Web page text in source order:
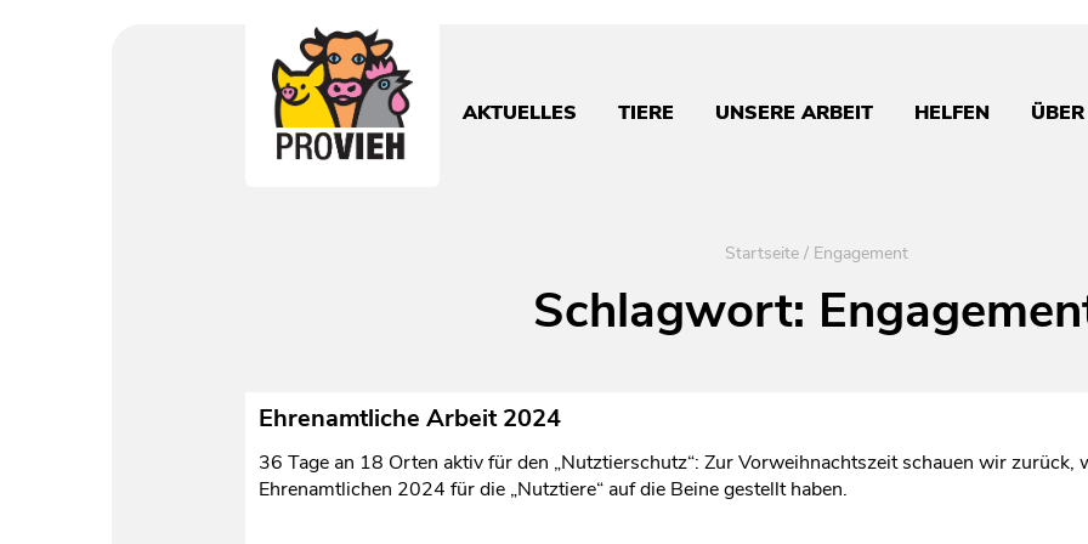
leben.AKTUELLES TIERE UNSERE ARBEIT HELFEN
Startseite/ Engagement
Schlagwort:
Ehrenamtliche Arbeit 2024
36 Tage an 18 Orten aktiv für den „Nutztierschutz“: Zur Vorweihnachtszeit schauen wir zurück,
Ehrenamtlichen 2024 für die „Nutztiere“ auf die Beine gestellt haben.